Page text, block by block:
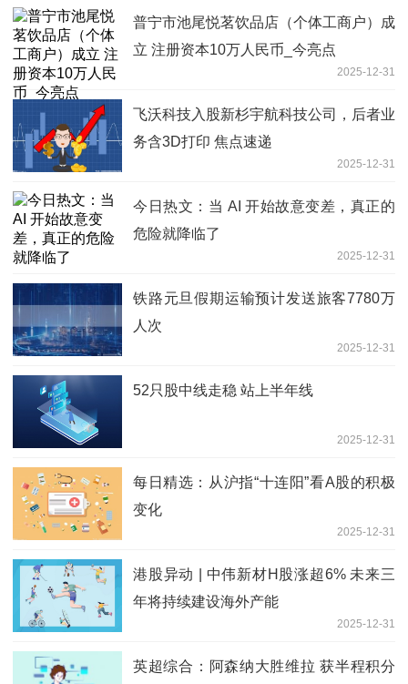
普宁市池尾悦茗饮品店（个体工商户）成
立 注册资本10万人民币_今亮点
2025-12-31
飞沃科技入股新杉宇航科技公司，后者业
务含3D打印 焦点速递
2025-12-31
今日热文：当 AI 开始故意变差，真正的
危险就降临了
2025-12-31
铁路元旦假期运输预计发送旅客7780万
人次
2025-12-31
52只股中线走稳 站上半年线
2025-12-31
每日精选：从沪指“十连阳”看A股的积极
变化
2025-12-31
港股异动 | 中伟新材H股涨超6% 未来三
年将持续建设海外产能
2025-12-31
英超综合：阿森纳大胜维拉 获半程积分